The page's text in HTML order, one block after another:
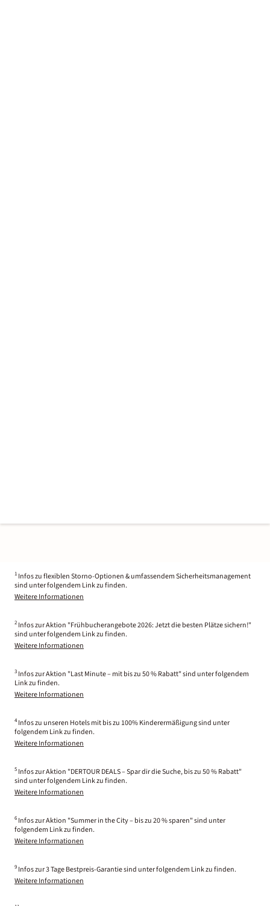
1 Infos zu flexiblen Storno-Optionen & umfassendem Sicherheitsmanagement
sind unter folgendem Link zu finden.
Weitere Informationen
2 Infos zur Aktion "Frühbucherangebote 2026: Jetzt die besten Plätze sichern!"
sind unter folgendem Link zu finden.
Weitere Informationen
3 Infos zur Aktion "Last Minute – mit bis zu 50 % Rabatt" sind unter folgendem
Link zu finden.
Weitere Informationen
4 Infos zu unseren Hotels mit bis zu 100% Kinderermäßigung sind unter
folgendem Link zu finden.
Weitere Informationen
5 Infos zur Aktion "DERTOUR DEALS – Spar dir die Suche, bis zu 50 % Rabatt"
sind unter folgendem Link zu finden.
Weitere Informationen
6 Infos zur Aktion "Summer in the City – bis zu 20 % sparen" sind unter
folgendem Link zu finden.
Weitere Informationen
9 Infos zur 3 Tage Bestpreis-Garantie sind unter folgendem Link zu finden.
Weitere Informationen